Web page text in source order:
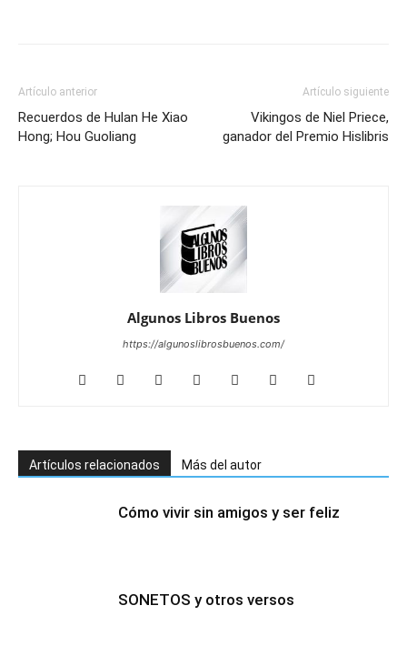
Artículo anterior
Recuerdos de Hulan He Xiao
Hong; Hou Guoliang
Artículo siguiente
Vikingos de Niel Priece,
ganador del Premio Hislibris
Algunos Libros Buenos
https://algunoslibrosbuenos.com/
Artículos relacionados Más del autor
Cómo vivir sin amigos y ser feliz
SONETOS y otros versos